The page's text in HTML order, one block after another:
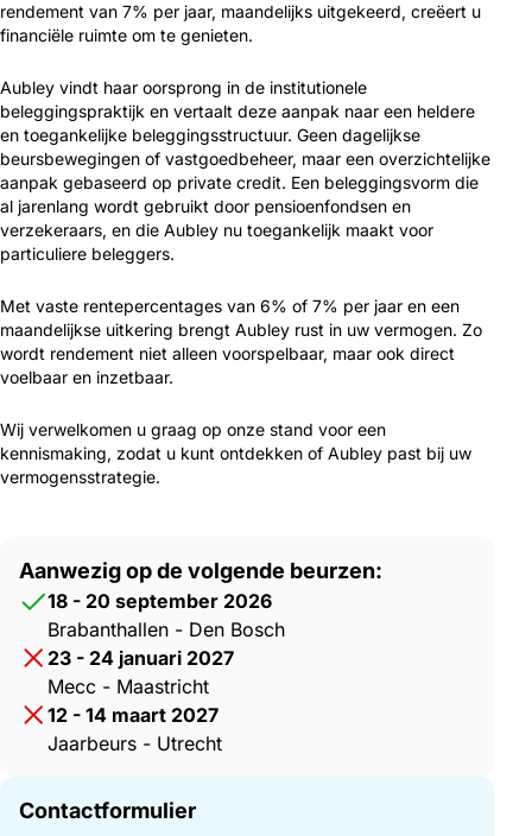
rendement van 7% per jaar, maandelijks uitgekeerd, creëert u
financiële ruimte om te genieten.
Aubley vindt haar oorsprong in de institutionele
beleggingspraktijk en vertaalt deze aanpak naar een heldere
en toegankelijke beleggingsstructuur. Geen dagelijkse
beursbewegingen of vastgoedbeheer, maar een overzichtelijke
aanpak gebaseerd op private credit. Een beleggingsvorm die
al jarenlang wordt gebruikt door pensioenfondsen en
verzekeraars, en die Aubley nu toegankelijk maakt voor
particuliere beleggers.
Met vaste rentepercentages van 6% of 7% per jaar en een
maandelijkse uitkering brengt Aubley rust in uw vermogen. Zo
wordt rendement niet alleen voorspelbaar, maar ook direct
voelbaar en inzetbaar.
Wij verwelkomen u graag op onze stand voor een
kennismaking, zodat u kunt ontdekken of Aubley past bij uw
vermogensstrategie.
Aanwezig op de volgende beurzen:
18 - 20 september 2026
Brabanthallen - Den Bosch
23 - 24 januari 2027
Mecc - Maastricht
12 - 14 maart 2027
Jaarbeurs - Utrecht
Contactformulier